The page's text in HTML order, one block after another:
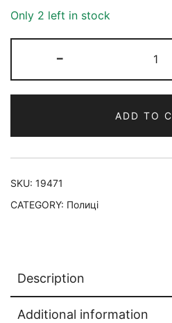
Only 2 left in stock
-
ADD TO
SKU: 19471
CATEGORY: Полиці
Description
Additional information